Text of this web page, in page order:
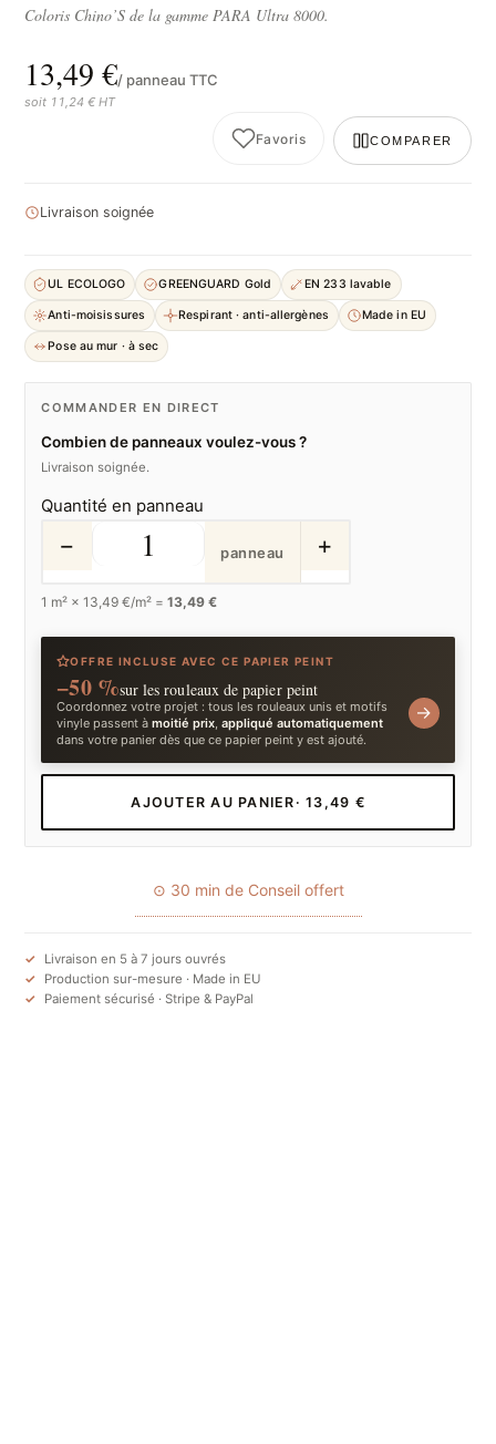
Coloris Chino’S de la gamme PARA Ultra 8000.
13,49 €/ panneau TTC
soit 11,24 € HT
Favoris COMPARER
Livraison soignée
UL ECOLOGO GREENGUARD Gold EN 233 lavable
Anti-moisissures Respirant · anti-allergènes Made in EU
Pose au mur · à sec
COMMANDER EN DIRECT
Combien de panneaux voulez-vous ?
Livraison soignée.
Quantité en panneau
− panneau +
1 m² ×13,49 €/m² =13,49 €
OFFRE INCLUSE AVEC CE PAPIER PEINT
−50 %sur les rouleaux de papier peint
Coordonnez votre projet : tous les rouleaux unis et motifs
vinyle passent àmoitié prix,appliqué automatiquement
dans votre panier dès que ce papier peint y est ajouté.
→
AJOUTER AU PANIER · 13,49 €
⊙ 30 min de Conseil offert
Livraison en 5 à 7 jours ouvrés
Production sur-mesure · Made in EU
Paiement sécurisé · Stripe & PayPal